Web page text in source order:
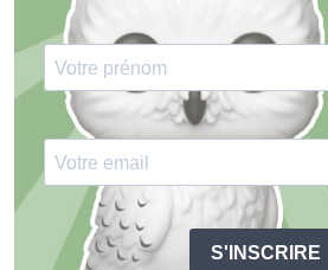
S'INSCRIRE